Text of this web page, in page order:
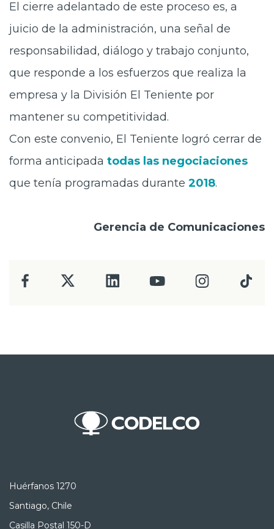
El cierre adelantado de este proceso es, a
juicio de la administración, una señal de
responsabilidad, diálogo y trabajo conjunto,
que responde a los esfuerzos que realiza la
empresa y la División El Teniente por
mantener su competitividad.
Con este convenio, El Teniente logró cerrar de
forma anticipada todas las negociaciones
que tenía programadas durante 2018.
Gerencia de Comunicaciones
Huérfanos 1270
Santiago, Chile
Casilla Postal 150-D